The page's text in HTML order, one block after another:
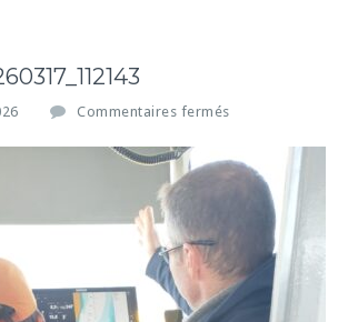
Commentaires fermés
M
2
0